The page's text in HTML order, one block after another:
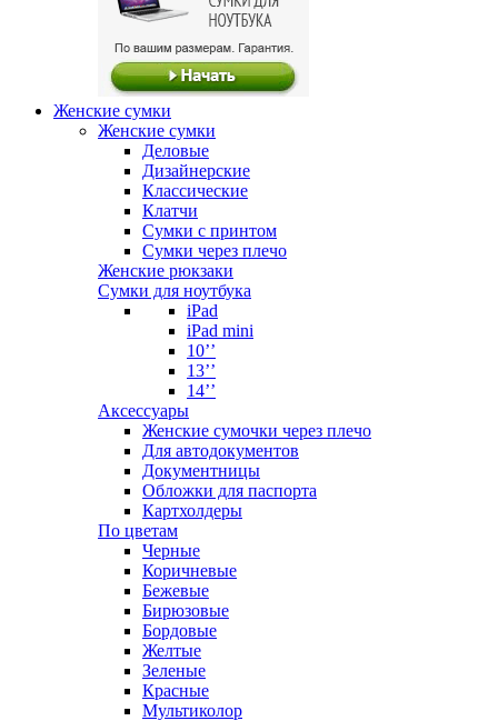
Женские сумки
Женские сумки
Деловые
Дизайнерские
Классические
Клатчи
Сумки с принтом
Сумки через плечо
Женские рюкзаки
Сумки для ноутбука
iPad
iPad mini
10’’
13’’
14’’
Аксессуары
Женские сумочки через плечо
Для автодокументов
Документницы
Обложки для паспорта
Картхолдеры
По цветам
Черные
Коричневые
Бежевые
Бирюзовые
Бордовые
Желтые
Зеленые
Красные
Мультиколор